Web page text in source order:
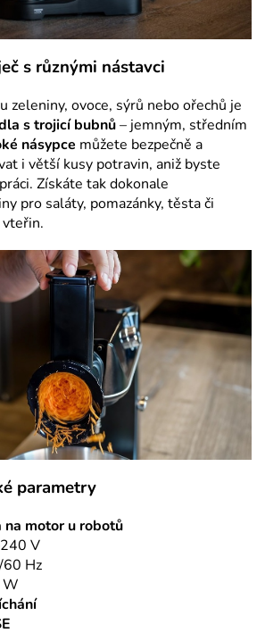
s různými nástavci
zeleniny, ovoce, sýrů nebo ořechů je
s trojicí bubnů– jemným, středním
násypce můžete bezpečně a
i větší kusy potravin, aniž byste
Získáte tak dokonale
pro saláty, pomazánky, těsta či
parametry
motor u robotů
V
Hz
W